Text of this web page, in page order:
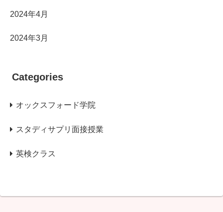
2024年4月
2024年3月
Categories
オックスフォード学院
スタディサプリ面接授業
英検クラス